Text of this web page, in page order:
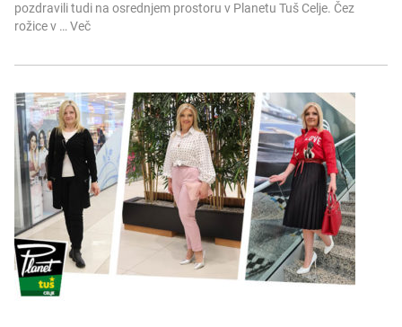
pozdravili tudi na osrednjem prostoru v Planetu Tuš Celje. Čez
rožice v … Več